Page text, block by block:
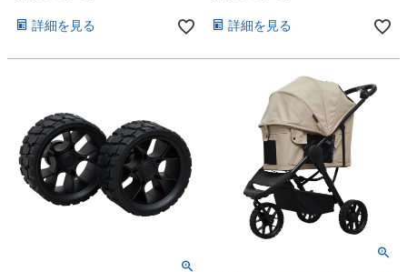
詳細を見る 詳細を見る